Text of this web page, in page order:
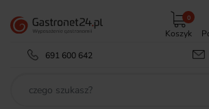
Koszyk
0
691 600 642